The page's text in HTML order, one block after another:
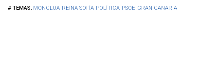
MONCLOA REINA SOFÍA POLÍTICA PSOE GRAN CANARIA